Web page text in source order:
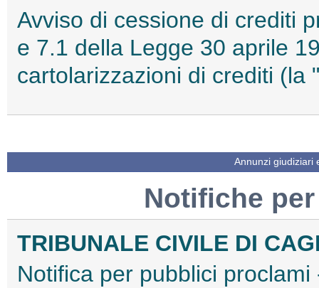
Avviso di cessione di crediti
e 7.1 della Legge 30 aprile
cartolarizzazioni di crediti (la
Annunzi giudiziari
Notifiche
TRIBUNALE CIVILE DI
Notifica per pubblici